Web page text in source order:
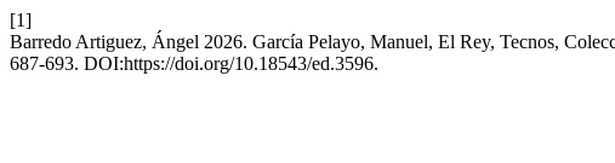
[1]
Barredo Artiguez, Ángel 2026. García Pelayo, Manuel, El Rey, Tecnos,
687-693. DOI:https://doi.org/10.18543/ed.3596.